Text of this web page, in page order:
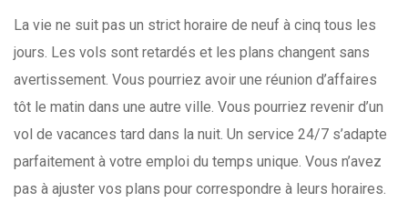
La vie ne suit pas un strict horaire de neuf à cinq tous les
jours. Les vols sont retardés et les plans changent sans
avertissement. Vous pourriez avoir une réunion d’affaires
tôt le matin dans une autre ville. Vous pourriez revenir d’un
vol de vacances tard dans la nuit. Un service 24/7 s’adapte
parfaitement à votre emploi du temps unique. Vous n’avez
pas à ajuster vos plans pour correspondre à leurs horaires.